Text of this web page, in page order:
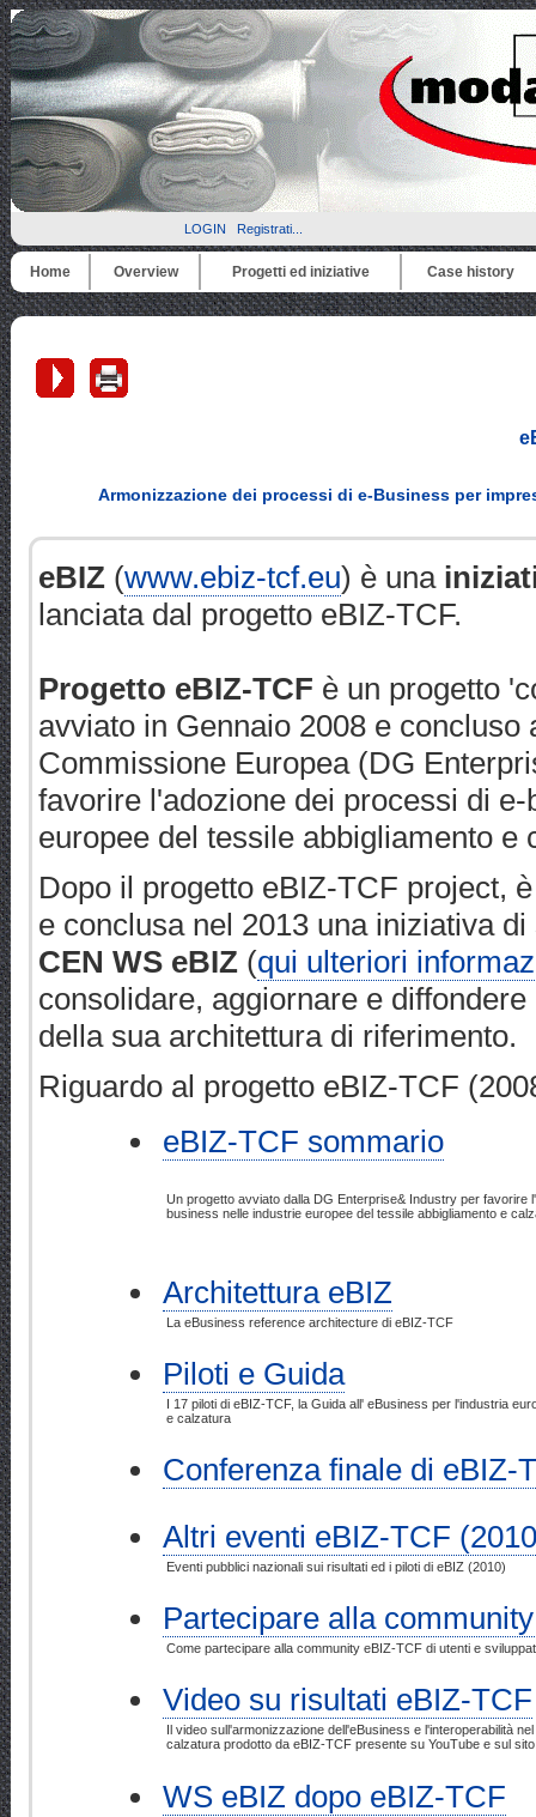
LOGIN Registrati...
Home Overview Progetti ed iniziative Case history
Armonizzazione dei processi di e-Business per
eBIZ(www.ebiz-tcf.eu) è una
lanciata dal progetto eBIZ-TCF.
Progetto eBIZ-TCF è un progetto
avviato in Gennaio 2008 e concluso
Commissione Europea (DG
favorire l'adozione dei processi di
europee del tessile abbigliamento e
Dopo il progetto eBIZ-TCF project,
e conclusa nel 2013 una iniziativa
CEN WS eBIZ(qui ulteriori
consolidare, aggiornare e
della sua architettura di riferimento.
Riguardo al progetto eBIZ-TCF
eBIZ-TCF sommario
Un progetto avviato dalla DG Enterprise& Industry per favorire
business nelle industrie europee del tessile abbigliamento e
Architettura eBIZ
La eBusiness reference architecture di eBIZ-TCF
Piloti e Guida
I 17 piloti di eBIZ-TCF, la Guida all' eBusiness per l'industria
e calzatura
Conferenza finale di eBIZ-
Altri eventi eBIZ-TCF
Eventi pubblici nazionali sui risultati ed i piloti di eBIZ (2010)
Partecipare alla
Come partecipare alla community eBIZ-TCF di utenti e
Video su risultati eBIZ-TCF
Il video sull'armonizzazione dell'eBusiness e l'interoperabilità
calzatura prodotto da eBIZ-TCF presente su YouTube e sul
WS eBIZ dopo eBIZ-TCF